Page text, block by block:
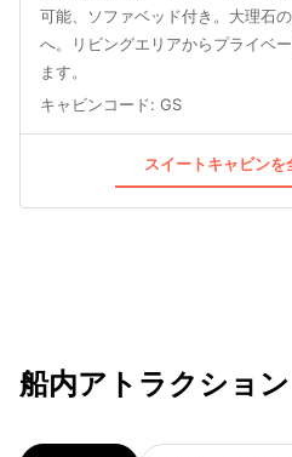
可能、ソファベッド付き。大理石
へ。リビングエリアからプライベ
ます。
キャビンコード: GS
スイートキャビン
船内アトラクション